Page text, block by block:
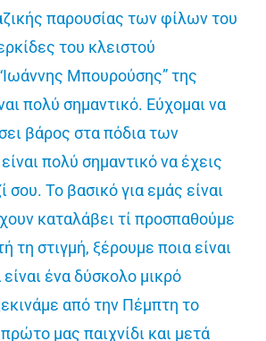
παρουσίας των φίλων του
του κλειστού
Μπουρούσης” της
πολύ σημαντικό. Εύχομαι να
βάρος στα πόδια των
πολύ σημαντικό να έχεις
σου. Το βασικό για εμάς είναι
καταλάβει τί προσπαθούμε
τη στιγμή, ξέρουμε ποια είναι
ένα δύσκολο μικρό
από την Πέμπτη το
μας παιχνίδι και μετά